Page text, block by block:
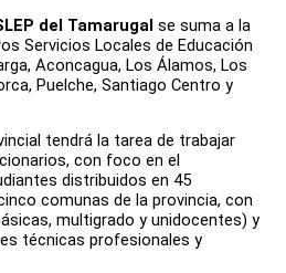
del Tamarugal se suma a la
Servicios Locales de Educación
Aconcagua, Los Álamos, Los
Puelche, Santiago Centro y
tendrá la tarea de trabajar
con foco en el
distribuidos en 45
comunas de la provincia, con
multigrado y unidocentes) y
técnicas profesionales y